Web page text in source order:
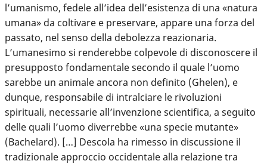
l’umanismo, fedele all’idea dell’esistenza di una «natura
umana» da coltivare e preservare, appare una forza del
passato, nel senso della debolezza reazionaria.
L’umanesimo si renderebbe colpevole di disconoscere il
presupposto fondamentale secondo il quale l’uomo
sarebbe un animale ancora non definito (Ghelen), e
dunque, responsabile di intralciare le rivoluzioni
spirituali, necessarie all’invenzione scientifica, a seguito
delle quali l’uomo diverrebbe «una specie mutante»
(Bachelard). […] Descola ha rimesso in discussione il
tradizionale approccio occidentale alla relazione tra